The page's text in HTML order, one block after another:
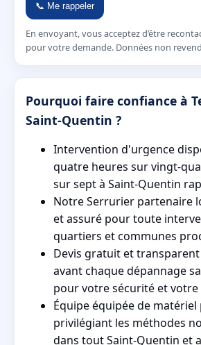
📞 Me rappeler
En envoyant, vous acceptez d’être
pour votre demande. Données non
Pourquoi faire confiance à
Saint-Quentin ?
Intervention d'urgence
quatre heures sur vingt-
sur sept à Saint-Quentin
Notre Serrurier partenaire
et assuré pour toute
quartiers et communes
Devis gratuit et
avant chaque dépannage
pour votre sécurité et
Équipe équipée de
privilégiant les méthodes
dans tout Saint-Quentin et